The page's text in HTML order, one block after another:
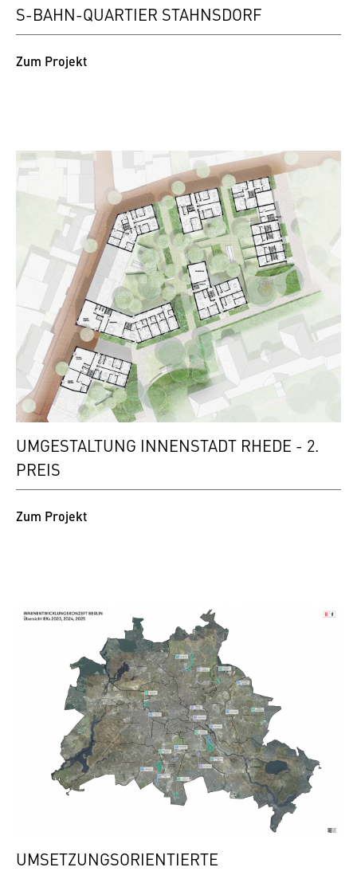
S-BAHN-QUARTIER STAHNSDORF
Zum Projekt
UMGESTALTUNG INNENSTADT RHEDE - 2.
PREIS
Zum Projekt
UMSETZUNGSORIENTIERTE